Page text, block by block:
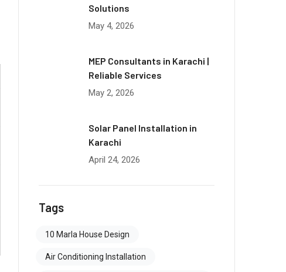
Solutions
May 4, 2026
MEP Consultants in Karachi |
Reliable Services
May 2, 2026
Solar Panel Installation in
Karachi
April 24, 2026
Tags
10 Marla House Design
Air Conditioning Installation